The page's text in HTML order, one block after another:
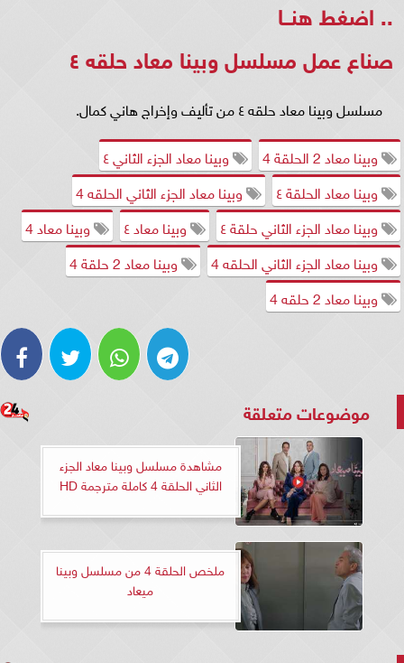
.. اضغط هنــا
صناع عمل مسلسل وبينا معاد حلقه ٤
مسلسل وبينا معاد حلقه ٤ من تأليف وإخراج هاني كمال.
وبينا معاد 2 الحلقة 4
وبينا معاد الجزء الثاني ٤
وبينا معاد الحلقة ٤
وبينا معاد الجزء الثاني الحلقه 4
وبينا معاد الجزء الثاني حلقة ٤
وبينا معاد ٤
وبينا معاد 4
وبينا معاد الجزء الثاني الحلقه 4
وبينا معاد 2 حلقة 4
وبينا معاد 2 حلقه 4
موضوعات متعلقة
مشاهدة مسلسل وبينا معاد الجزء
الثاني الحلقة 4 كاملة مترجمة HD
ملخص الحلقة 4 من مسلسل وبينا
ميعاد